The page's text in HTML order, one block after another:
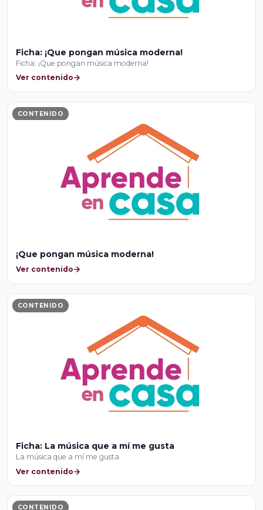
Ficha: ¡Que pongan música moderna!
Ficha: ¡Que pongan música moderna!
Ver contenido
CONTENIDO
¡Que pongan música moderna!
Ver contenido
CONTENIDO
Ficha: La música que a mí me gusta
La música que a mí me gusta
Ver contenido
CONTENIDO